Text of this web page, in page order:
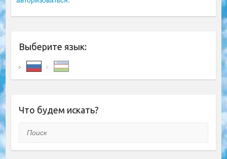
Выберите язык:
Что будем искать?
Поиск